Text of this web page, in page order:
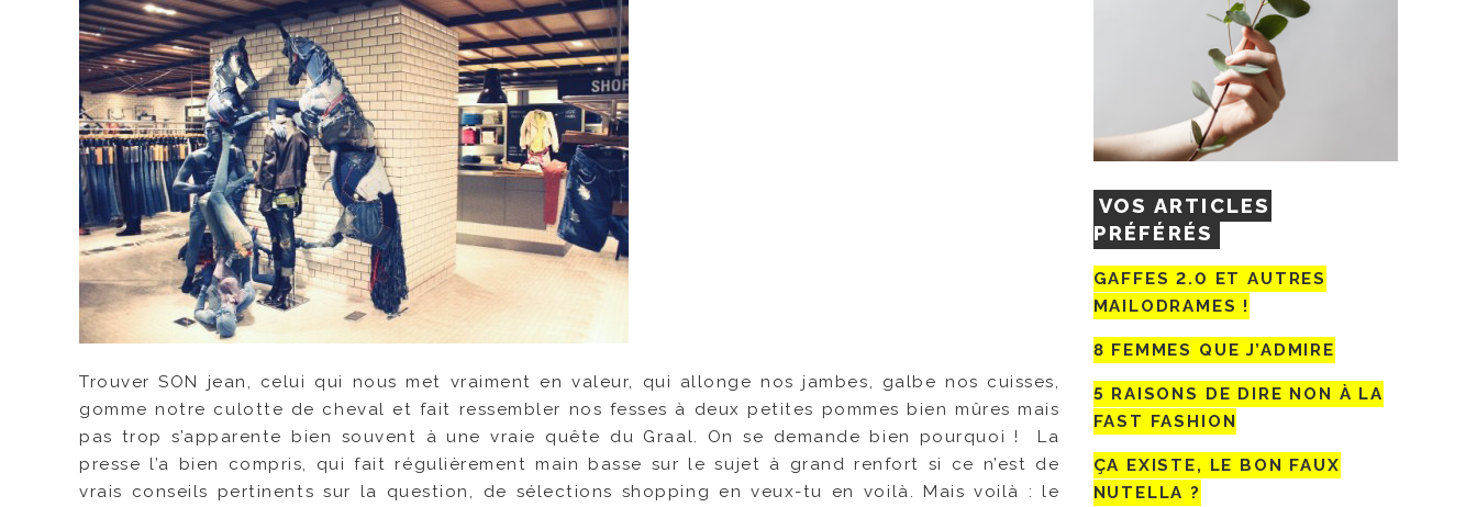
Trouver SON jean, celui qui nous met vraiment en valeur, qui allonge nos jambes, galbe nos cuisses,
gomme notre culotte de cheval et fait ressembler nos fesses à deux petites pommes bien mûres mais
pas trop s’apparente bien souvent à une vraie quête du Graal. On se demande bien pourquoi ! La
presse l’a bien compris, qui fait régulièrement main basse sur le sujet à grand renfort si ce n’est de
vrais conseils pertinents sur la question, de sélections shopping en veux-tu en voilà. Mais voilà : le
VOS ARTICLES
PRÉFÉRÉS
GAFFES 2.0 ET AUTRES
MAILODRAMES !
8 FEMMES QUE J’ADMIRE
5 RAISONS DE DIRE NON À LA
FAST FASHION
ÇA EXISTE, LE BON FAUX
NUTELLA ?